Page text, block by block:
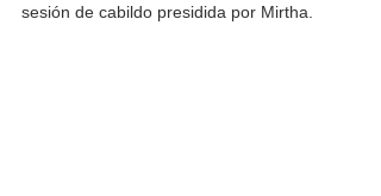
sesión de cabildo presidida por Mirtha.